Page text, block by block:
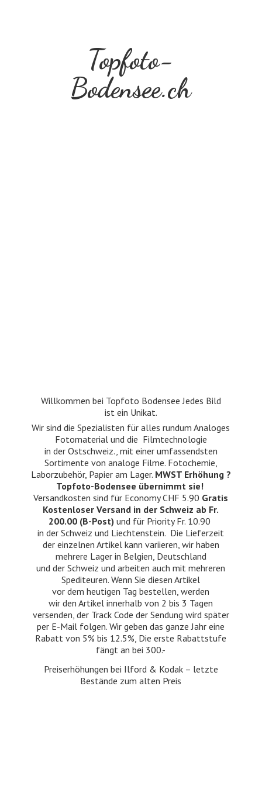
Topfoto-
Bodensee.ch
Willkommen bei Topfoto Bodensee Jedes Bild
ist ein Unikat.
Wir sind die Spezialisten für alles rundum Analoges
Fotomaterial und die Filmtechnologie
in der Ostschweiz., mit einer umfassendsten
Sortimente von analoge Filme. Fotochemie,
Laborzubehör, Papier am Lager. MWST Erhöhung ?
Topfoto-Bodensee übernimmt sie!
Versandkosten sind für Economy CHF 5.90 Gratis
Kostenloser Versand in der Schweiz ab Fr.
200.00 (B-Post) und für Priority Fr. 10.90
in der Schweiz und Liechtenstein. Die Lieferzeit
der einzelnen Artikel kann variieren, wir haben
mehrere Lager in Belgien, Deutschland
und der Schweiz und arbeiten auch mit mehreren
Spediteuren. Wenn Sie diesen Artikel
vor dem heutigen Tag bestellen, werden
wir den Artikel innerhalb von 2 bis 3 Tagen
versenden, der Track Code der Sendung wird später
per E-Mail folgen. Wir geben das ganze Jahr eine
Rabatt von 5% bis 12.5%, Die erste Rabattstufe
fängt an bei 300.-
Preiserhöhungen bei Ilford & Kodak – letzte
Bestände zumalten Preis